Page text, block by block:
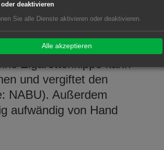
das Stadtbild
Tabakprodukte
Zigarettenkippe kann
und vergiftet den
NABU). Außerdem
aufwändig von Hand
deaktivieren
Sie alle Dienste aktivieren oder deaktivieren.
Alle akzeptieren